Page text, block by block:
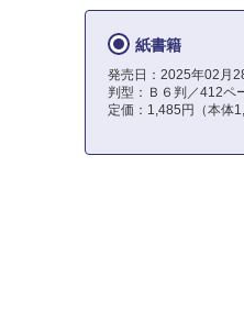
紙書籍
発売日：2025年02月
判型：Ｂ６判／412ペ
定価：1,485円（本体